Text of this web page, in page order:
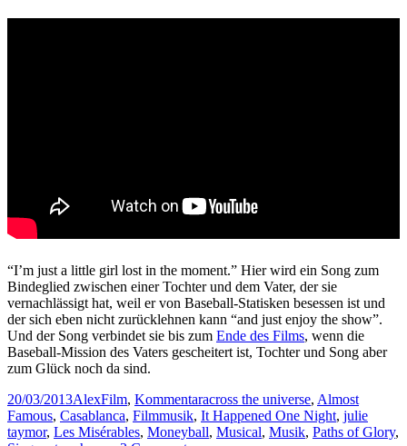
“I’m just a little girl lost in the moment.” Hier wird ein Song zum
Bindeglied zwischen einer Tochter und dem Vater, der sie
vernachlässigt hat, weil er von Baseball-Statisken besessen ist und
der sich eben nicht zurücklehnen kann “and just enjoy the show”.
Und der Song verbindet sie bis zum Ende des Films, wenn die
Baseball-Mission des Vaters gescheitert ist, Tochter und Song aber
zum Glück noch da sind.
Posted
on
20/03/2013Author
AlexCategories
Film, KommentarTags
across the universe, Almost
Famous, Casablanca, Filmmusik, It Happened One Night, julie
taymor, Les Misérables, Moneyball, Musical, Musik, Paths of Glory,